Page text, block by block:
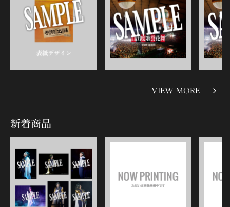
VIEW MORE
新着商品